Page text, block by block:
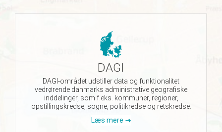
DAGI
DAGI-området udstiller data og funktionalitet
vedrørende danmarks administrative geografiske
inddelinger, som f.eks. kommuner, regioner,
opstillingskredse, sogne, politikredse og retskredse.
Læs mere